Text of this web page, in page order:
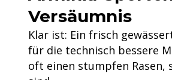
Versäumnis
Klar ist: Ein frisch
für die technisch bessere
oft einen stumpfen Rasen,